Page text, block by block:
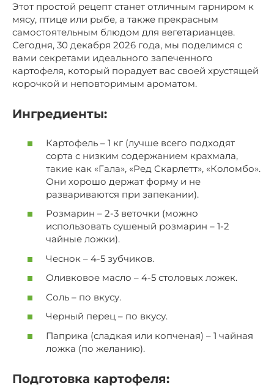
Этот простой рецепт станет отличным гарниром к
мясу, птице или рыбе, а также прекрасным
самостоятельным блюдом для вегетарианцев.
Сегодня, 30 декабря 2026 года, мы поделимся с
вами секретами идеального запеченного
картофеля, который порадует вас своей хрустящей
корочкой и неповторимым ароматом.
Ингредиенты:
Картофель – 1 кг (лучше всего подходят
сорта с низким содержанием крахмала,
такие как «Гала», «Ред Скарлетт», «Коломбо».
Они хорошо держат форму и не
развариваются при запекании).
Розмарин – 2-3 веточки (можно
использовать сушеный розмарин – 1-2
чайные ложки).
Чеснок – 4-5 зубчиков.
Оливковое масло – 4-5 столовых ложек.
Соль – по вкусу.
Черный перец – по вкусу.
Паприка (сладкая или копченая) – 1 чайная
ложка (по желанию).
Подготовка картофеля: